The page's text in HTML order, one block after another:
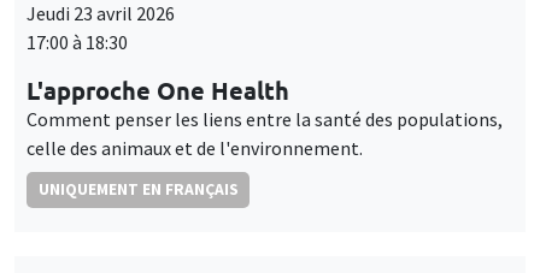
Jeudi 23 avril 2026
17:00 à 18:30
L'approche One Health
Comment penser les liens entre la santé des populations,
celle des animaux et de l'environnement.
UNIQUEMENT EN FRANÇAIS